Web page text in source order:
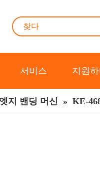
서비스 지원
지 밴딩 머신 » KE-